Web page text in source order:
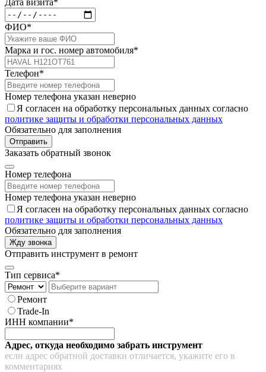
ФИО*
Марка и гос. номер автомобиля*
Телефон*
Номер телефона указан неверно
Я согласен на обработку персональных данных согласно
политике защиты и обработки персональных данных
Обязательно для заполнения
Отправить
Заказать обратный звонок
Номер телефона
Номер телефона указан неверно
Я согласен на обработку персональных данных согласно
политике защиты и обработки персональных данных
Обязательно для заполнения
Жду звонка
Отправить инструмент в ремонт
Тип сервиса*
Ремонт
Trade-In
ИНН компании*
Адрес, откуда необходимо забрать инструмент
если адрес обратной доставки отличается, укажите его в
комментариях